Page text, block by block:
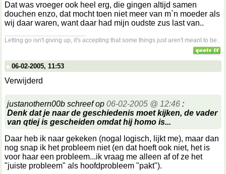
Dat was vroeger ook heel erg, die gingen altijd samen
douchen enzo, dat mocht toen niet meer van m`n moeder als
wij daar waren, want daar had mijn oudste zus last van..
Letting go isn't giving up, it's accepting that some things just aren't meant to be..
06-02-2005, 11:53
Verwijderd
justanothern00b schreef op 06-02-2005 @ 12:46 :
Denk dat je naar de geschiedenis moet kijken, de vader
van qtiej is gescheiden omdat hij homo is...
Daar heb ik naar gekeken (nogal logisch, lijkt me), maar dan
nog snap ik het probleem niet (en dat hoeft ook niet, het is
voor haar een probleem...ik vraag me alleen af of ze het
"juiste probleem" als hoofdprobleem "pakt").